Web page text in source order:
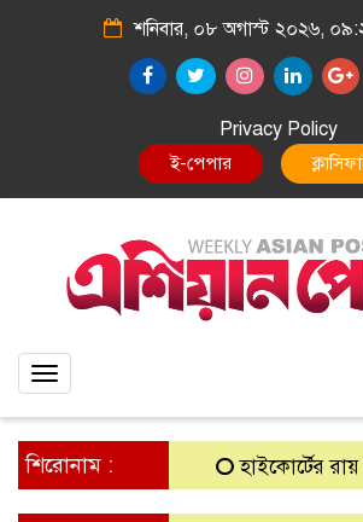
শনিবার, ০৮ অগাস্ট ২০২৬,
Privacy Policy
E-Paper
Toggle
শিরোনাম : হাইকোর্টের রায়